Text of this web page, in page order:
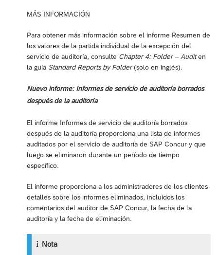
MÁS INFORMACIÓN
Para obtener más información sobre el informe Resumen de
los valores de la partida individual de la excepción del
servicio de auditoría, consulte Chapter 4: Folder – Auditen
la guía Standard Reports by Folder(solo en inglés).
Nuevo informe: Informes de servicio de auditoría borrados
después de la auditoría
El informe Informes de servicio de auditoría borrados
después de la auditoría proporciona una lista de informes
auditados por el servicio de auditoría de SAP Concur y que
luego se eliminaron durante un período de tiempo
específico.
El informe proporciona a los administradores de los clientes
detalles sobre los informes eliminados, incluidos los
comentarios del auditor de SAP Concur, la fecha de la
auditoría y la fecha de eliminación.
Nota